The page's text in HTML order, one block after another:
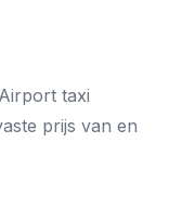
taxi
prijs van en